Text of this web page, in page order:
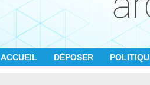
ACCUEIL DÉPOSER